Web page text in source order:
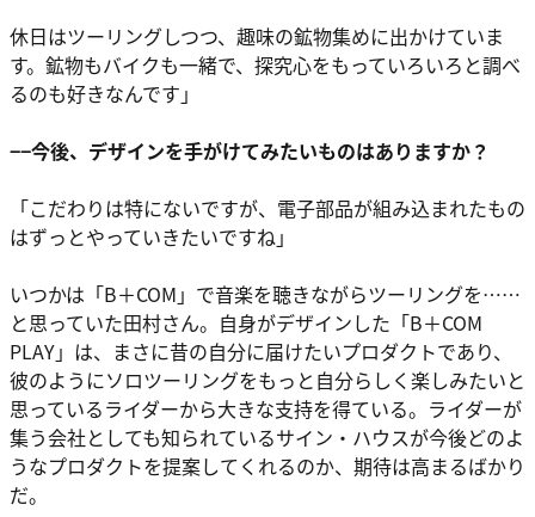
休日はツーリングしつつ、趣味の鉱物集めに出かけていま
す。鉱物もバイクも一緒で、探究心をもっていろいろと調べ
るのも好きなんです」
−−今後、デザインを手がけてみたいものはありますか？
「こだわりは特にないですが、電子部品が組み込まれたもの
はずっとやっていきたいですね」
いつかは「B＋COM」で音楽を聴きながらツーリングを……
と思っていた田村さん。自身がデザインした「B＋COM
PLAY」は、まさに昔の自分に届けたいプロダクトであり、
彼のようにソロツーリングをもっと自分らしく楽しみたいと
思っているライダーから大きな支持を得ている。ライダーが
集う会社としても知られているサイン・ハウスが今後どのよ
うなプロダクトを提案してくれるのか、期待は高まるばかり
だ。